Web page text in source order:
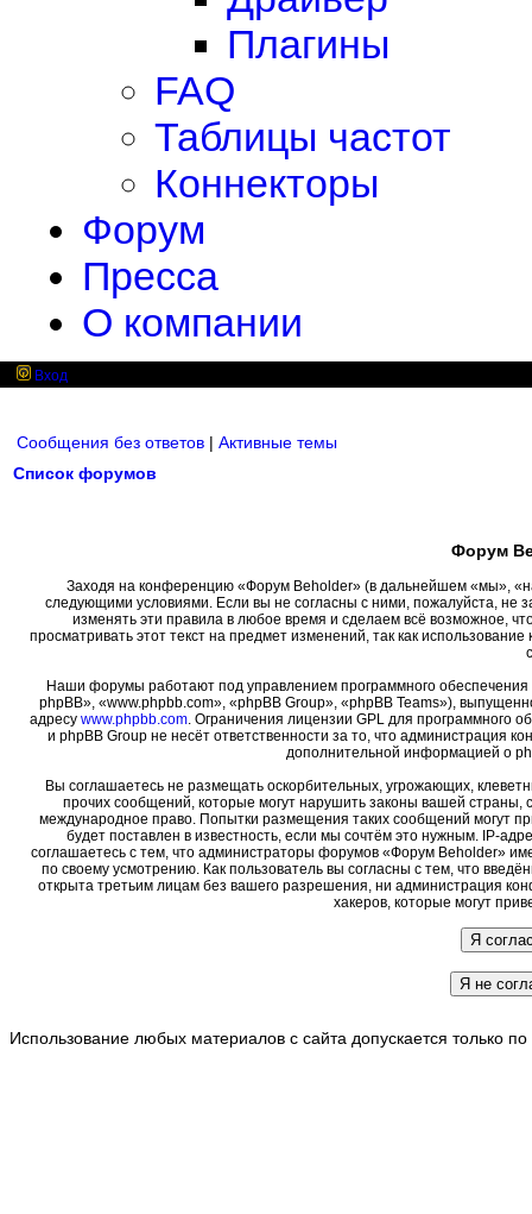
Плагины
FAQ
Таблицы частот
Коннекторы
Форум
Пресса
О компании
Вход
Сообщения без ответов | Активные темы
Список форумов
Форум
Заходя на конференцию «Форум Beholder» (в дальнейшем «мы»,
следующими условиями. Если вы не согласны с ними, пожалуйста, не
изменять эти правила в любое время и сделаем всё возможное,
просматривать этот текст на предмет изменений, так как
Наши форумы работают под управлением программного
phpBB», «www.phpbb.com», «phpBB Group», «phpBB Teams»),
адресу www.phpbb.com. Ограничения лицензии GPL для программного
и phpBB Group не несёт ответственности за то, что администрация
дополнительной информацией о
Вы соглашаетесь не размещать оскорбительных, угрожающих,
прочих сообщений, которые могут нарушить законы вашей страны,
международное право. Попытки размещения таких сообщений могут
будет поставлен в известность, если мы сочтём это нужным. IP-
соглашаетесь с тем, что администраторы форумов «Форум Beholder»
по своему усмотрению. Как пользователь вы согласны с тем, что
открыта третьим лицам без вашего разрешения, ни администрация
хакеров, которые могут
Использование любых материалов с сайта допускается только